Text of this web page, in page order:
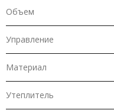
Объем
Управление
Материал
Утеплитель